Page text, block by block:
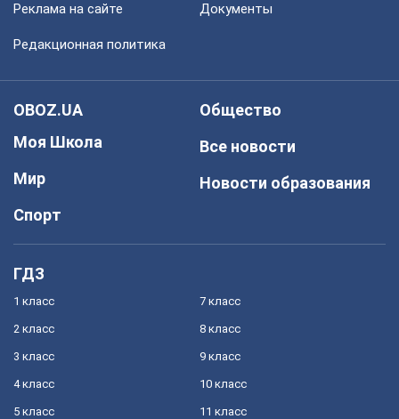
Реклама на сайте Документы
Редакционная политика
OBOZ.UA
Моя Школа
Мир
Спорт
Общество
Все новости
Новости образования
ГДЗ
1 класс
2 класс
3 класс
4 класс
5 класс
7 класс
8 класс
9 класс
10 класс
11 класс